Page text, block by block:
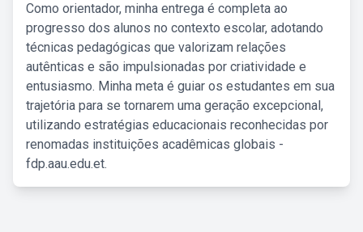
Como orientador, minha entrega é completa ao
progresso dos alunos no contexto escolar, adotando
técnicas pedagógicas que valorizam relações
autênticas e são impulsionadas por criatividade e
entusiasmo. Minha meta é guiar os estudantes em sua
trajetória para se tornarem uma geração excepcional,
utilizando estratégias educacionais reconhecidas por
renomadas instituições acadêmicas globais -
fdp.aau.edu.et.